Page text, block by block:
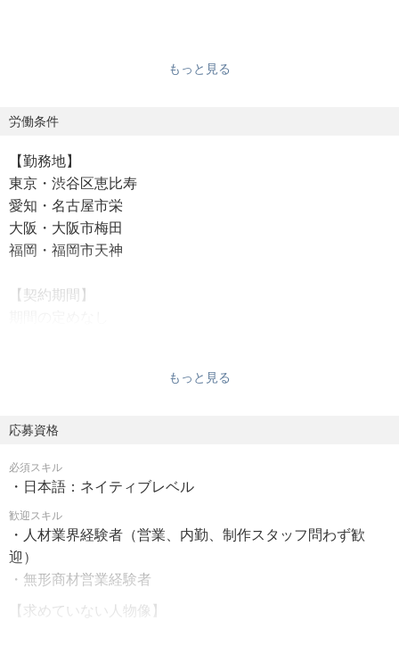
・自動車業界向け総合人材サービス（求人サイト、人材紹
ティング）
整備士、オペレーター）向けの総合人材サービス
別事業部
・モビリティ業界向けDX支援事業
・採用マーケティング事業（モビリティ関連の世界的企業
・自動車ディーラー向けの採用コンサルティング（採用サ
当社は下記のような自社求人メディアも運営をしており毎
月1,000人以上の自動車業界で転職を希望する求職者の登録
がございます。「求職者を集めるのが大変」というような
小さな人材会社とは違い、現状では転職相談の受付をお断
りする時が出るほど求職者が集まっています。
もっと見る
労働条件
【勤務地】
東京・渋谷区恵比寿
愛知・名古屋市栄
大阪・大阪市梅田
福岡・福岡市天神
【契約期間】
残業：あり（月平均20～30時間 / 月45時間を超える残業代
【休日】
★年間休日120日以上
・完全週休2日（土・日）
・祝日
【休暇制度】
もっと見る
応募資格
必須スキル
・日本語：ネイティブレベル
歓迎スキル
・人材業界経験者（営業、内勤、制作スタッフ問わず歓
迎）
・無形商材営業経験者
【求めていない人物像】